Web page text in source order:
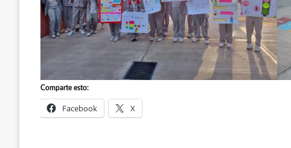
Comparte esto:
Facebook X